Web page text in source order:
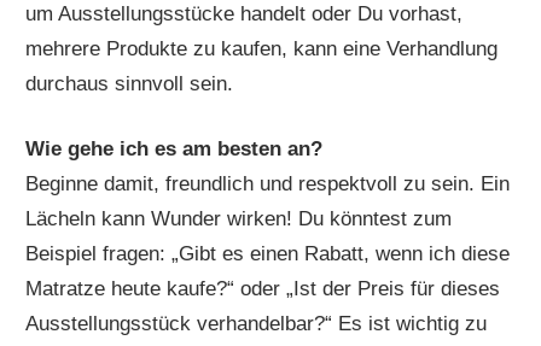
um Ausstellungsstücke handelt oder Du vorhast,
mehrere Produkte zu kaufen, kann eine Verhandlung
durchaus sinnvoll sein.
Wie gehe ich es am besten an?
Beginne damit, freundlich und respektvoll zu sein. Ein
Lächeln kann Wunder wirken! Du könntest zum
Beispiel fragen: „Gibt es einen Rabatt, wenn ich diese
Matratze heute kaufe?“ oder „Ist der Preis für dieses
Ausstellungsstück verhandelbar?“ Es ist wichtig zu